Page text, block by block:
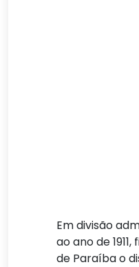
Em divisão
ao ano de
de Paraíba o